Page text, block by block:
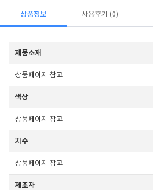
상품정보 사용후기 (0)
제품소재
상품페이지 참고
색상
상품페이지 참고
치수
상품페이지 참고
제조자